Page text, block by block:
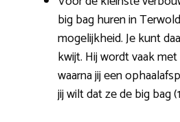
big bag huren in
mogelijkheid. Je kunt
kwijt. Hij wordt vaak
waarna jij een
jij wilt dat ze de big bag